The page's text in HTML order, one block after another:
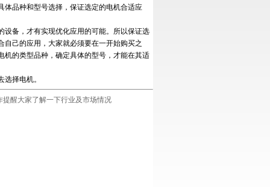
体品种和型号选择，保证选定的电机合适应
备，才有实现优化应用的可能。所以保证选
己的应用，大家就必须要在一开始购买之
机的类型品种，确定具体的型号，才能在其适
择电机。
醒大家了解一下行业及市场情况